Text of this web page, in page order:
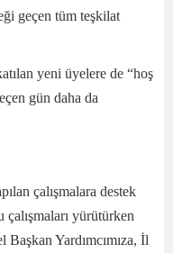
geçen tüm teşkilat
yeni üyelere de “hoş
gün daha da
çalışmalara destek
yürütürken
Yardımcımıza, İl